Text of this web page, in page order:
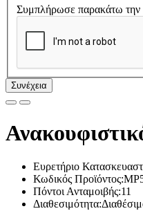
Συμπλήρωσε παρακάτω την
Συνέχεια
Ευρετήριο
Κωδικός
Πόντοι Ανταμοιβής:11